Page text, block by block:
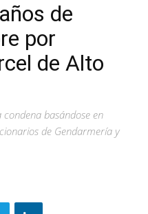
de
por
de Alto
basándose en
de Gendarmería y